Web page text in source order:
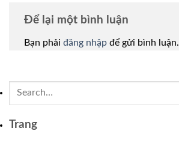
Để lại một bình luận
Bạn phải đăng nhập để gửi bình luận.
Trang